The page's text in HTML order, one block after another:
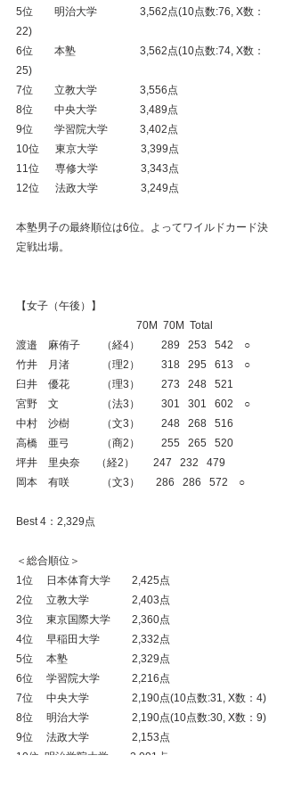
5位　　明治大学　　　　3,562点(10点数:76, X数：
22)
6位　　本塾　　　　　　3,562点(10点数:74, X数：
25)
7位　　立教大学　　　　3,556点
8位　　中央大学　　　　3,489点
9位　　学習院大学　　　3,402点
10位　  東京大学　　　　3,399点
11位　  専修大学　　　　3,343点
12位　  法政大学　　　　3,249点
本塾男子の最終順位は6位。よってワイルドカード決
定戦出場。
【女子（午後）】
70M  70M  Total
渡邉　麻侑子　　（経4）　　289   253   542　○
竹井　月渚　　　（理2）　　318   295   613　○
臼井　優花　　　（理3）　　273   248   521
宮野　文　　　　（法3）　　301   301   602　○
中村　沙樹　　　（文3）　　248   268   516
高橋　亜弓　　　（商2）　　255   265   520
坪井　里央奈      （経2）　   247   232   479
岡本　有咲　　　（文3）      286   286   572　○
Best 4：2,329点
＜総合順位＞
1位　 日本体育大学　　2,425点
2位　 立教大学　　　　2,403点
3位　 東京国際大学　　2,360点
4位　 早稲田大学　　　2,332点
5位　 本塾　　　　　　2,329点
6位　 学習院大学　　　2,216点
7位　 中央大学　　　　2,190点(10点数:31, X数：4)
8位　 明治大学　　　　2,190点(10点数:30, X数：9)
9位　 法政大学　　　　2,153点
10位  明治学院大学　　2,091点